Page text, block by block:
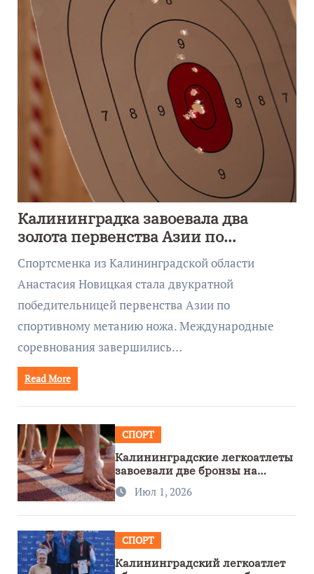
Калининградка завоевала два
золота первенства Азии по
метанию ножа
Спортсменка из Калининградской области
Анастасия Новицкая стала двукратной
победительницей первенства Азии по
спортивному метанию ножа. Международные
соревнования завершились…
Read More
СПОРТ
Калининградские легкоатлеты
завоевали две бронзы на
первенстве России
Июл 1, 2026
СПОРТ
Калининградский легкоатлет